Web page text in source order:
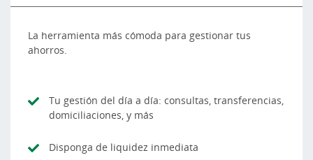
La herramienta más cómoda para gestionar tus
ahorros.
Tu gestión del día a día: consultas, transferencias,
domiciliaciones, y más
Disponga de liquidez inmediata